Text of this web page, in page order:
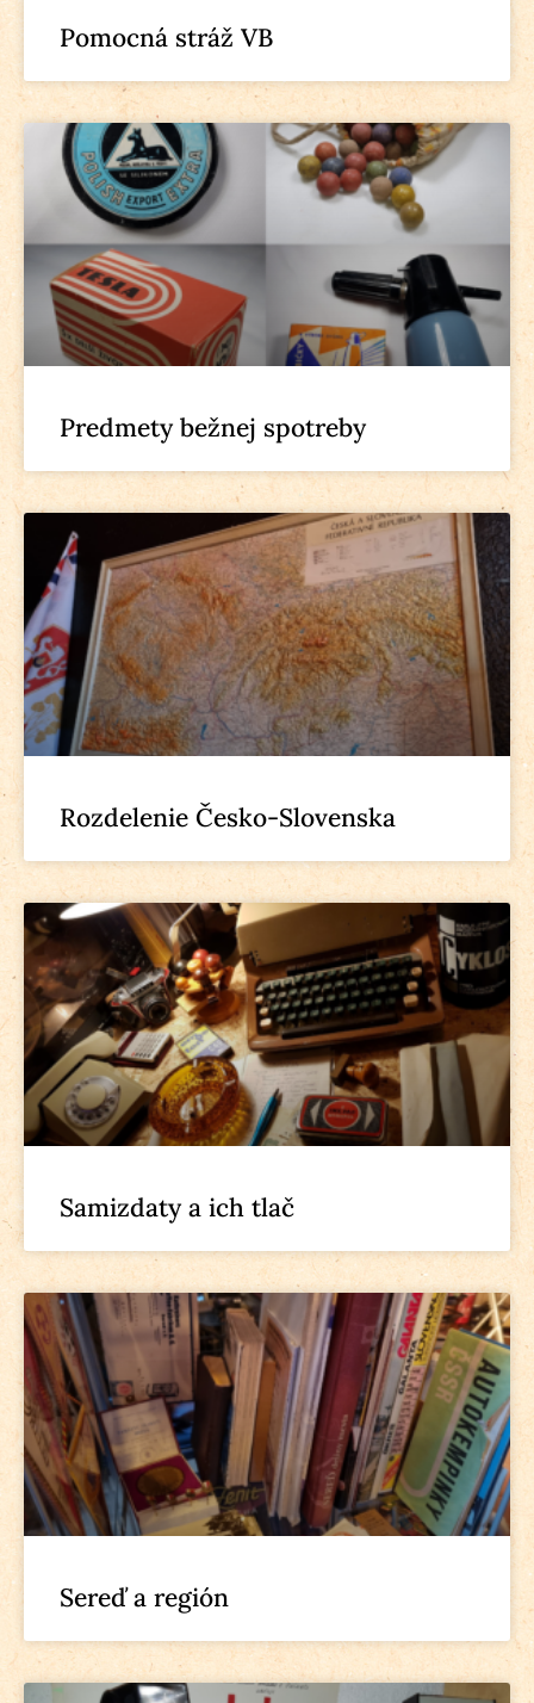
Pomocná stráž VB
Predmety bežnej spotreby
Rozdelenie Česko-Slovenska
Samizdaty a ich tlač
Sereď a región